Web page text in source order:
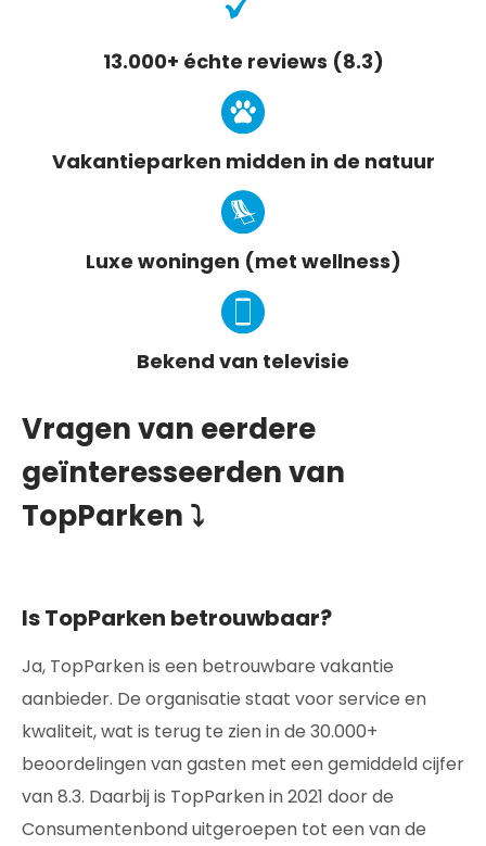
13.000+ échte reviews (8.3)
Vakantieparken midden in de natuur
Luxe woningen (met wellness)
Bekend van televisie
Vragen van eerdere
geïnteresseerden van
TopParken ⤵
Is TopParken betrouwbaar?
Ja, TopParken is een betrouwbare vakantie
aanbieder. De organisatie staat voor service en
kwaliteit, wat is terug te zien in de 30.000+
beoordelingen van gasten met een gemiddeld cijfer
van 8.3. Daarbij is TopParken in 2021 door de
Consumentenbond uitgeroepen tot een van de